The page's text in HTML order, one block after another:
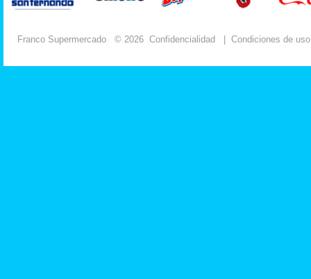
Franco Supermercado © 2026 Confidencialidad Condiciones de uso